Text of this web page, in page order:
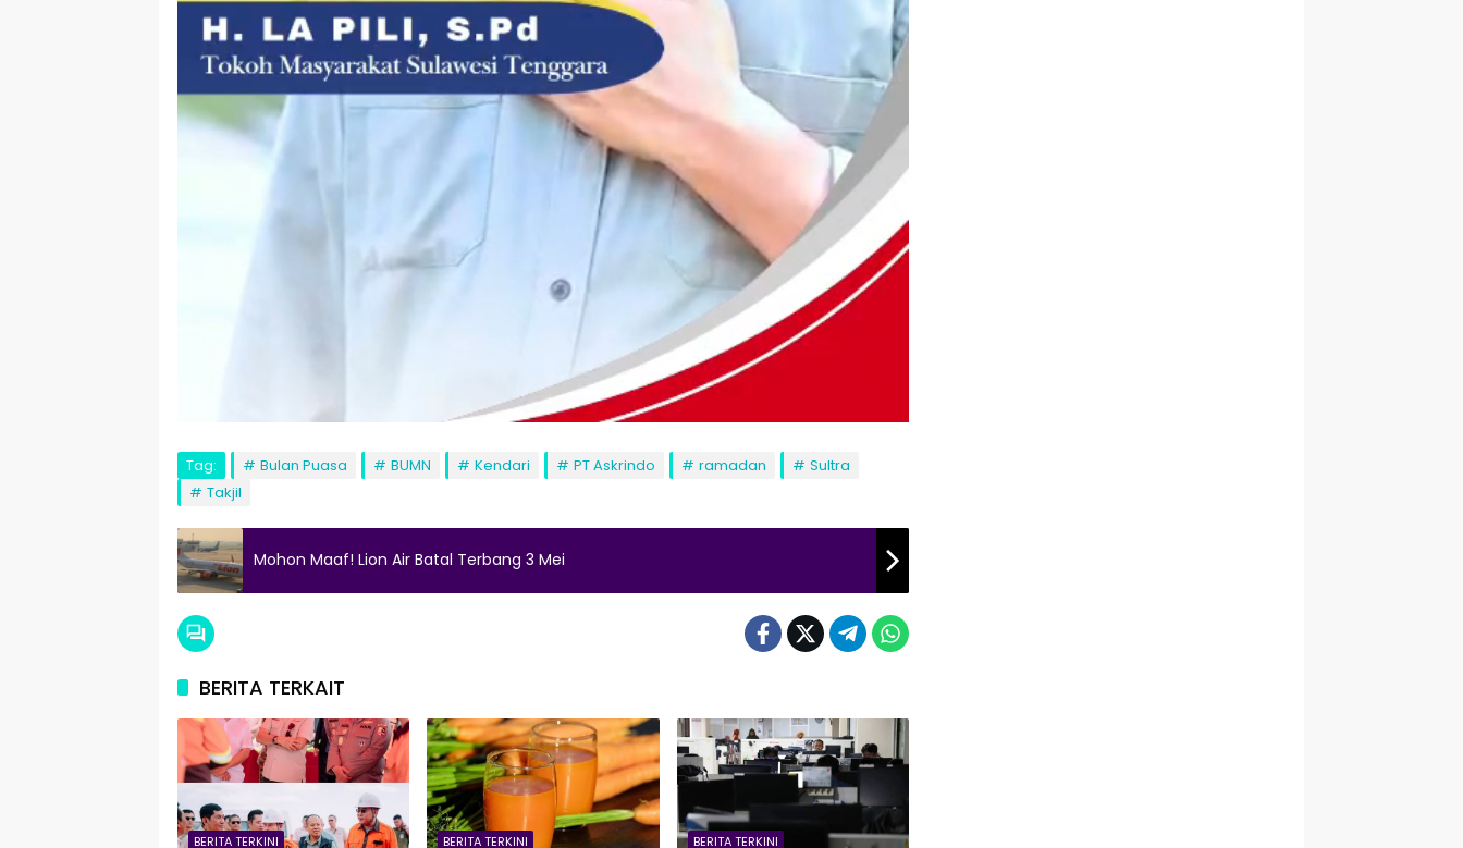
Tag: Bulan Puasa BUMN Kendari PT Askrindo ramadan
Sultra
Takjil
Mohon Maaf! Lion Air Batal Terbang 3 Mei
BERITA TERKAIT
BERITA TERKINI BERITA TERKINI BERITA TERKINI